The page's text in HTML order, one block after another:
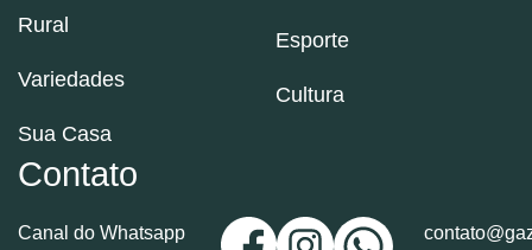
Rural
Variedades
Sua Casa
Esporte
Cultura
Contato
Canal do Whatsapp